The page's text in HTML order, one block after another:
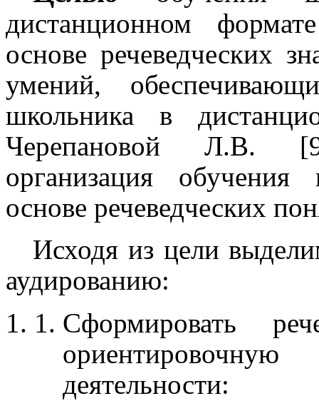
дистанционном
основе речеведческих
умений,
школьника в
Черепановой Л.В.
организация
основе речеведческих
Исходя из цели
аудированию:
Сформировать
деятельности: